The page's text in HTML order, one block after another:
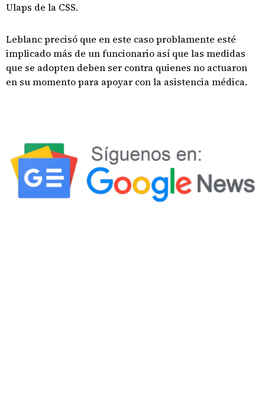
Ulaps de la CSS.
Leblanc precisó que en este caso problamente esté
implicado más de un funcionario así que las medidas
que se adopten deben ser contra quienes no actuaron
en su momento para apoyar con la asistencia médica.